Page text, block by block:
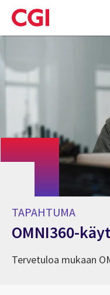
Skip
to
main
TAPAHTUMA
OMNI360-
Tervetuloa mukaan